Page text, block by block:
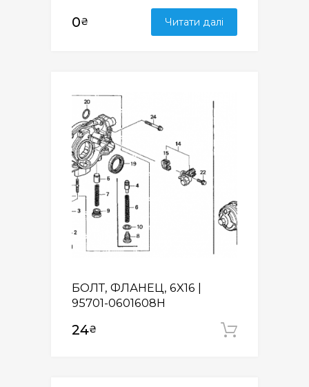
0₴ Читати далі
БОЛТ, ФЛАНЕЦ, 6X16 |
95701-0601608H
24₴